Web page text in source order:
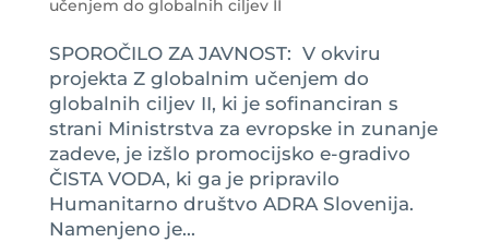
učenjem do globalnih ciljev II
SPOROČILO ZA JAVNOST: V okviru
projekta Z globalnim učenjem do
globalnih ciljev II, ki je sofinanciran s
strani Ministrstva za evropske in zunanje
zadeve, je izšlo promocijsko e-gradivo
ČISTA VODA, ki ga je pripravilo
Humanitarno društvo ADRA Slovenija.
Namenjeno je...